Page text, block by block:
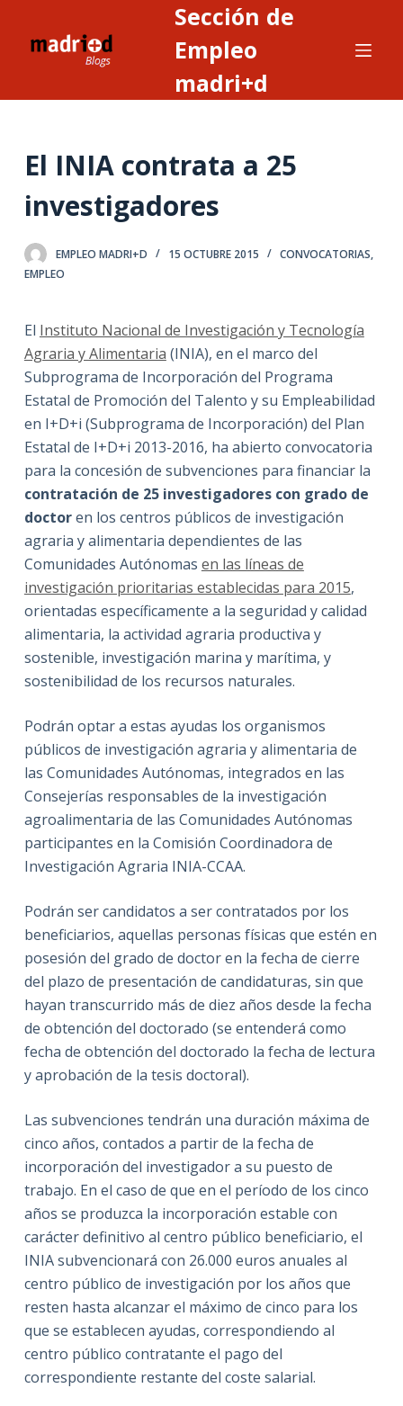
n
n
d
o
Sección de
Empleo
madri+d
El INIA contrata a 25
investigadores
EMPLEO MADRI+D 15 OCTUBRE 2015 CONVOCATORIAS,
EMPLEO
El Instituto Nacional de Investigación y Tecnología
Agraria y Alimentaria (INIA), en el marco del
Subprograma de Incorporación del Programa
Estatal de Promoción del Talento y su Empleabilidad
en I+D+i (Subprograma de Incorporación) del Plan
Estatal de I+D+i 2013-2016, ha abierto convocatoria
para la concesión de subvenciones para financiar la
contratación de 25 investigadores con grado de
doctoren los centros públicos de investigación
agraria y alimentaria dependientes de las
Comunidades Autónomas en las líneas de
investigación prioritarias establecidas para 2015,
orientadas específicamente a la seguridad y calidad
alimentaria, la actividad agraria productiva y
sostenible, investigación marina y marítima, y
sostenibilidad de los recursos naturales.
Podrán optar a estas ayudas los organismos
públicos de investigación agraria y alimentaria de
las Comunidades Autónomas, integrados en las
Consejerías responsables de la investigación
agroalimentaria de las Comunidades Autónomas
participantes en la Comisión Coordinadora de
Investigación Agraria INIA-CCAA.
Podrán ser candidatos a ser contratados por los
beneficiarios, aquellas personas físicas que estén en
posesión del grado de doctor en la fecha de cierre
del plazo de presentación de candidaturas, sin que
hayan transcurrido más de diez años desde la fecha
de obtención del doctorado (se entenderá como
fecha de obtención del doctorado la fecha de lectura
y aprobación de la tesis doctoral).
Las subvenciones tendrán una duración máxima de
cinco años, contados a partir de la fecha de
incorporación del investigador a su puesto de
trabajo. En el caso de que en el período de los cinco
años se produzca la incorporación estable con
carácter definitivo al centro público beneficiario, el
INIA subvencionará con 26.000 euros anuales al
centro público de investigación por los años que
resten hasta alcanzar el máximo de cinco para los
que se establecen ayudas, correspondiendo al
centro público contratante el pago del
correspondiente restante del coste salarial.